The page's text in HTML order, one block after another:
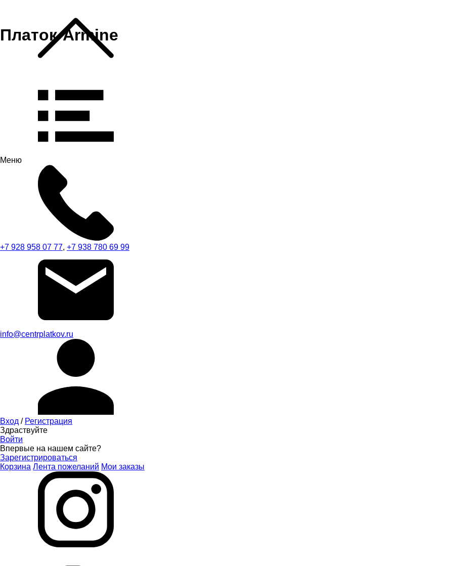
Меню
+7 928 958 07 77, +7 938 780 69 99
info@centrplatkov.ru
Вход / Регистрация
Здраствуйте
Войти
Впервые на нашем сайте?
Зарегистрироваться
Корзина Лента пожеланий Мои заказы
Платок-Armine